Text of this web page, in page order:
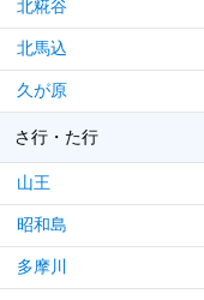
北糀谷
北馬込
久が原
さ行・た行
山王
昭和島
多摩川